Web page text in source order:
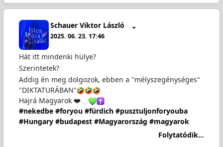
Schauer Viktor László
2025. 06. 23. 17:46
Hát itt mindenki hülye?
Szerintetek?
Addig én meg dolgozok, ebben a "mélyszegénységes"
"DIKTATURÁBAN"
Hajrá Magyarok ❤️
#nekedbe #foryou #fürdich #pusztuljonforyouba
#Hungary #budapest #Magyarország #magyarok
Folytatódik...